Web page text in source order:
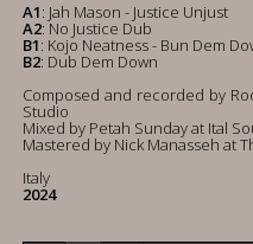
A1: Jah Mason - Justice Unjust
A2: No Justice Dub
B1: Kojo Neatness - Bun Dem
B2: Dub Dem Down
Composed and recorded by
Studio
Mixed by Petah Sunday at Ital
Mastered by Nick Manasseh at
Italy
2024